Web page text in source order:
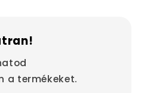
a termékeket.